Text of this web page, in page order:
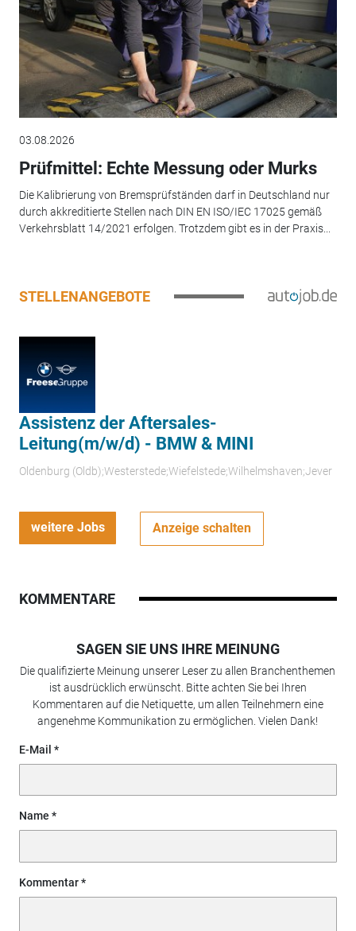
03.08.2026
Prüfmittel: Echte Messung oder Murks
Die Kalibrierung von Bremsprüfständen darf in Deutschland nur
durch akkreditierte Stellen nach DIN EN ISO/IEC 17025 gemäß
Verkehrsblatt 14/2021 erfolgen. Trotzdem gibt es in der Praxis...
STELLENANGEBOTE
Assistenz der Aftersales-
Leitung(m/w/d) - BMW & MINI
Oldenburg (Oldb);Westerstede;Wiefelstede;Wilhelmshaven;Jever
weitere Jobs Anzeige schalten
KOMMENTARE
SAGEN SIE UNS IHRE MEINUNG
Die qualifizierte Meinung unserer Leser zu allen Branchenthemen
ist ausdrücklich erwünscht. Bitte achten Sie bei Ihren
Kommentaren auf die Netiquette, um allen Teilnehmern eine
angenehme Kommunikation zu ermöglichen. Vielen Dank!
E-Mail
Name
Kommentar